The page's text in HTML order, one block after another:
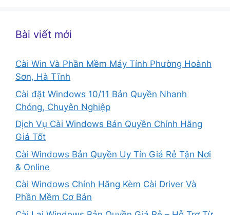
Bài viết mới
Cài Win Và Phần Mềm Máy Tính Phường Hoành
Sơn, Hà Tĩnh
Cài đặt Windows 10/11 Bản Quyền Nhanh
Chóng, Chuyên Nghiệp
Dịch Vụ Cài Windows Bản Quyền Chính Hãng
Giá Tốt
Cài Windows Bản Quyền Uy Tín Giá Rẻ Tận Nơi
& Online
Cài Windows Chính Hãng Kèm Cài Driver Và
Phần Mềm Cơ Bản